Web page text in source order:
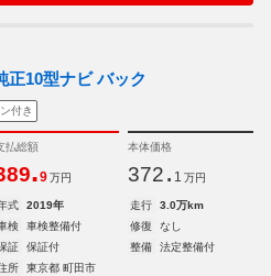
正10型ナビ バック
付き
払総額
.9 万円
本体価格
372. 1 万円
式 2019年 走行
3.0万km
検
車検整備付 修復
なし
証
保証付 整備
法定整備付
所
東京都 町田市